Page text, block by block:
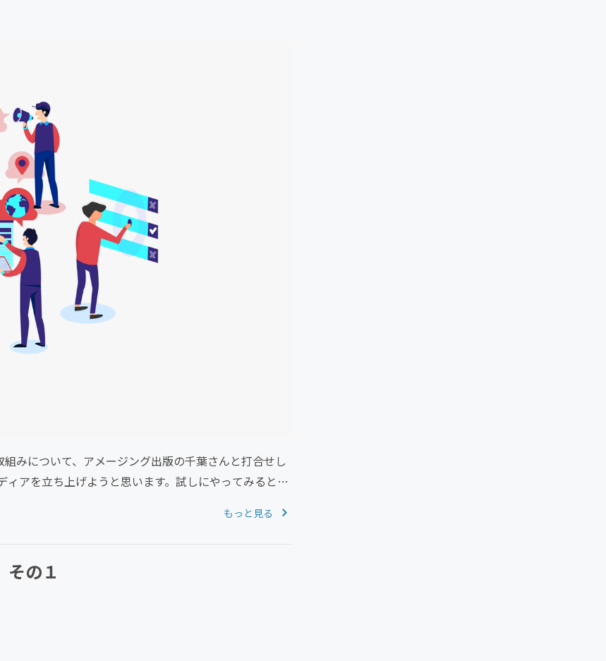
みについて、アメージング出版の千葉さんと打合せし
アを立ち上げようと思います。試しにやってみるとい
もっと見る
その１